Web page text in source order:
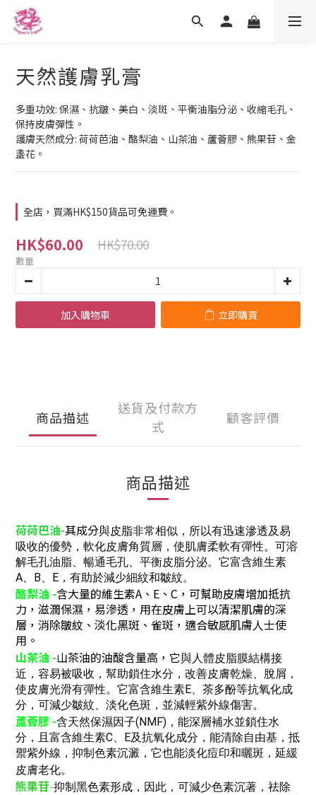
天然護膚乳膏
多重功效: 保濕、抗皺、美白、淡斑、平衡油脂分泌、收縮毛孔、
保持皮膚彈性。
護膚天然成分: 荷荷芭油、酪梨油、山茶油、蘆薈膠、熊果苷、金
盞花。
全店，買滿HK$150貨品可免運費。
HK$60.00 HK$70.00
數量
加入購物車 立即購買
商品描述
送貨及付款方
式
顧客評價
商品描述
荷荷巴油-其成分與皮脂非常相似，所以有迅速滲透及易
吸收的優勢，軟化皮膚角質層，使肌膚柔軟有彈性。可溶
解毛孔油脂、暢通毛孔、平衡皮脂分泌。它富含維生素
A、B、E，有助於減少細紋和皺紋。
酪梨油 -含大量的維生素A、E、C，可幫助皮膚增加抵抗
力，滋潤保濕，易滲透，用在皮膚上可以清潔肌膚的深
層，消除皺紋、淡化黑斑、雀斑，適合敏感肌膚人士使
用。
山茶油 -山茶油的油酸含量高， 它與人體皮脂膜結構接
近，容易被吸收，幫助鎖住水分，改善皮膚乾燥、脫屑，
使皮膚光滑有彈性。它富含維生素E、茶多酚等抗氧化成
分，可減少皺紋、淡化色斑，並減輕紫外線傷害。
蘆薈膠 -含天然保濕因子(NMF)，能深層補水並鎖住水
分，且 富含維生素C、E及抗氧化成分，能清除自由基，抵
禦紫外線， 抑制色素沉澱，它也能淡化痘印和曬斑， 延緩
皮膚老化。
熊果苷-抑制黑色素形成， 因此，可減少色素沉著，祛除